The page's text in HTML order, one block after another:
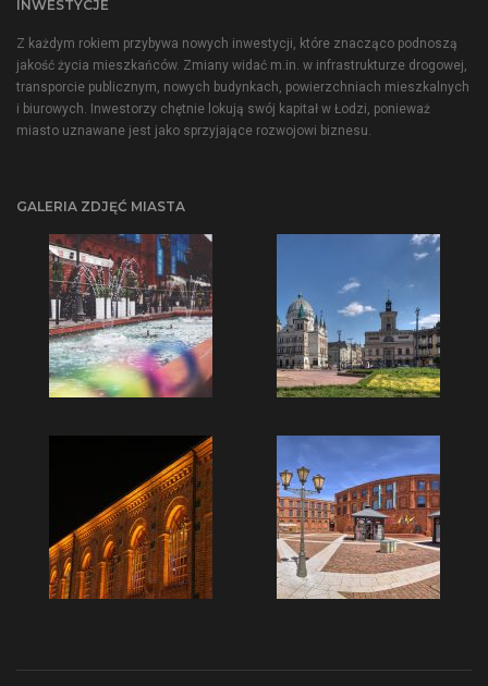
INWESTYCJE
Z każdym rokiem przybywa nowych inwestycji, które znacząco podnoszą
jakość życia mieszkańców. Zmiany widać m.in. w infrastrukturze drogowej,
transporcie publicznym, nowych budynkach, powierzchniach mieszkalnych
i biurowych. Inwestorzy chętnie lokują swój kapitał w Łodzi, ponieważ
miasto uznawane jest jako sprzyjające rozwojowi biznesu.
GALERIA ZDJĘĆ MIASTA